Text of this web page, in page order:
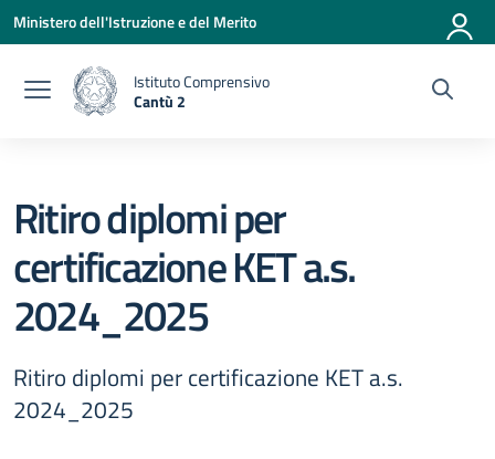
Vai ai contenuti
Vai al menu di navigazione
Vai al footer
Ministero dell'Istruzione e del Merito
Istituto Comprensivo
Cantù 2
Ritiro diplomi per
certificazione KET a.s.
2024_2025
Ritiro diplomi per certificazione KET a.s.
2024_2025